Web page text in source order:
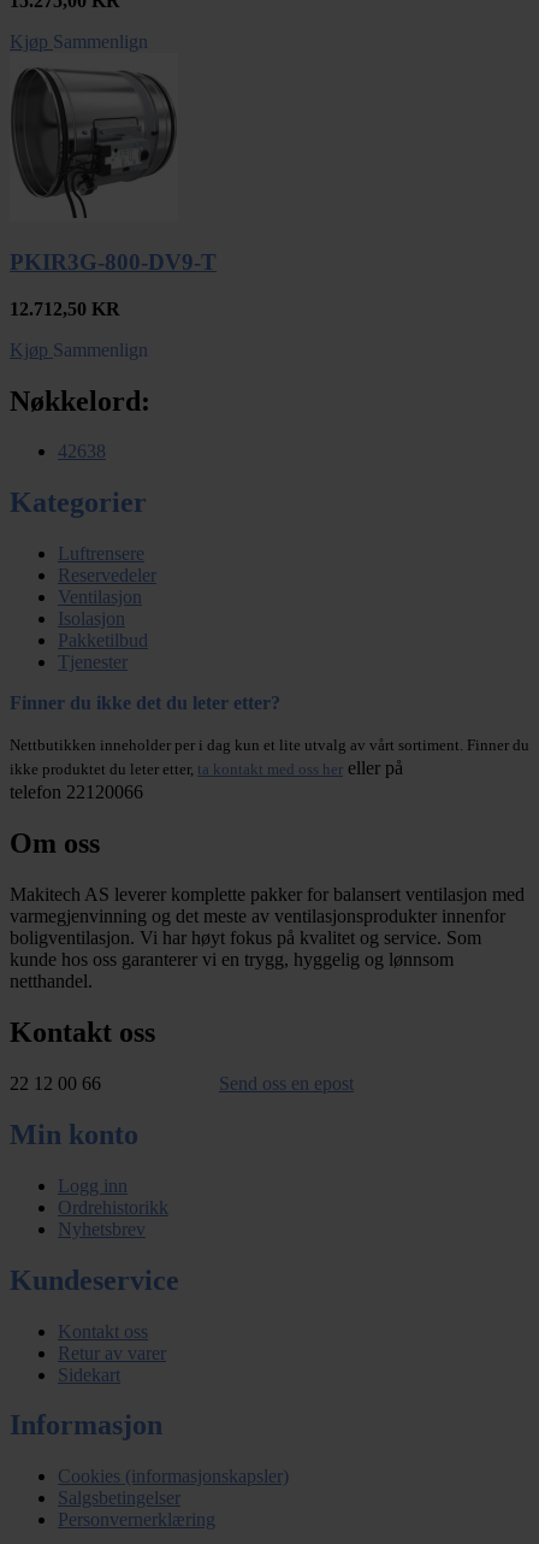
Kjøp Sammenlign
PKIR3G-800-DV9-T
12.712,50 KR
Kjøp Sammenlign
Nøkkelord:
42638
Kategorier
Luftrensere
Reservedeler
Ventilasjon
Isolasjon
Pakketilbud
Tjenester
Finner du ikke det du leter etter?
Nettbutikken inneholder per i dag kun et lite utvalg av vårt sortiment. Finner du
ikke produktet du leter etter, ta kontakt med oss her eller på
telefon 22120066
Om oss
Makitech AS leverer komplette pakker for balansert ventilasjon med
varmegjenvinning og det meste av ventilasjonsprodukter innenfor
boligventilasjon. Vi har høyt fokus på kvalitet og service. Som
kunde hos oss garanterer vi en trygg, hyggelig og lønnsom
netthandel.
Kontakt oss
22 12 00 66 Send oss en epost
Min konto
Logg inn
Ordrehistorikk
Nyhetsbrev
Kundeservice
Kontakt oss
Retur av varer
Sidekart
Informasjon
Cookies (informasjonskapsler)
Salgsbetingelser
Personvernerklæring